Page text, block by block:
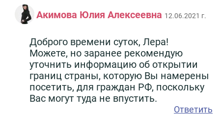
Акимова Юлия Алексеевна 12.06.2021 г.
Доброго времени суток, Лера!
Можете, но заранее рекомендую
уточнить информацию об открытии
границ страны, которую Вы намерены
посетить, для граждан РФ, поскольку
Вас могут туда не впустить.
Ответить